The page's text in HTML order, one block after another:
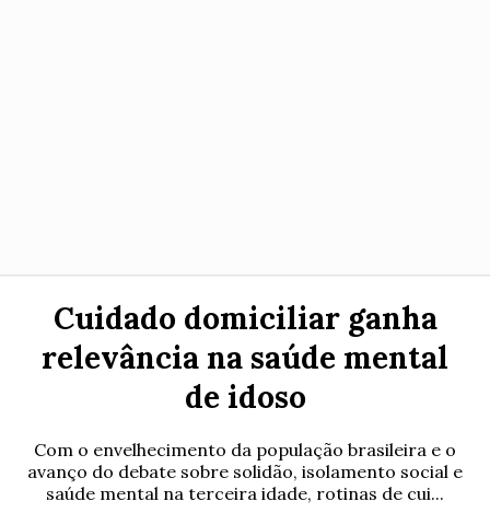
Cuidado domiciliar ganha
relevância na saúde mental
de idoso
Com o envelhecimento da população brasileira e o
avanço do debate sobre solidão, isolamento social e
saúde mental na terceira idade, rotinas de cui...